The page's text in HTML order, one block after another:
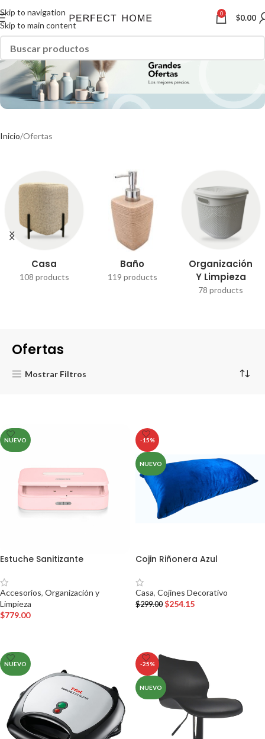
Skip to navigation
Skip to main content
0 $0.00
Inicio Ofertas
Casa
108 products
Baño
119 products
Organización
Y Limpieza
78 products
Ofertas
Mostrar Filtros
NUEVO
Estuche Sanitizante
Accesorios, Organización y
Limpieza
$779.00
-15%
NUEVO
Cojin Riñonera Azul
Casa, Cojines Decorativo
$299.00 $254.15
NUEVO -25%
NUEVO